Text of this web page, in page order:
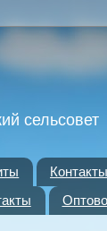
сельсовет